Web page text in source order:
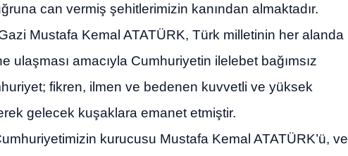
can vermiş şehitlerimizin kanından almaktadır.
Mustafa Kemal ATATÜRK, Türk milletinin her alanda
ulaşması amacıyla Cumhuriyetin ilelebet bağımsız
fikren, ilmen ve bedenen kuvvetli ve yüksek
gelecek kuşaklara emanet etmiştir.
kurucusu Mustafa Kemal ATATÜRK’ü, ve